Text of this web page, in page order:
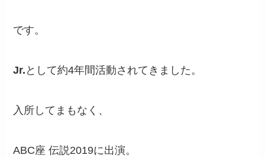
です。
Jr. として約4年間活動されてきました。
入所してまもなく、
ABC座 伝説2019に出演。